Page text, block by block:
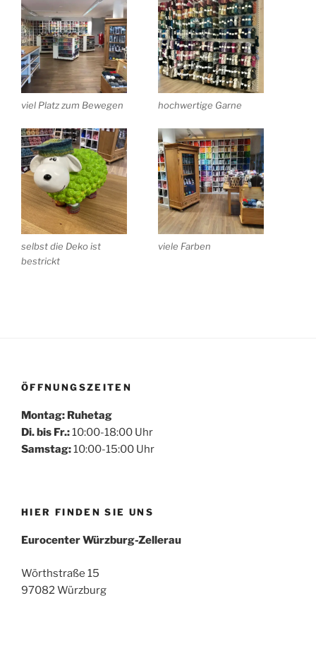
viel Platz zum Bewegen hochwertige Garne
selbst die Deko ist
bestrickt
viele Farben
ÖFFNUNGSZEITEN
Montag: Ruhetag
Di. bis Fr.:10:00-18:00 Uhr
Samstag:10:00-15:00 Uhr
HIER FINDEN SIE UNS
Eurocenter Würzburg-Zellerau
Wörthstraße 15
97082 Würzburg